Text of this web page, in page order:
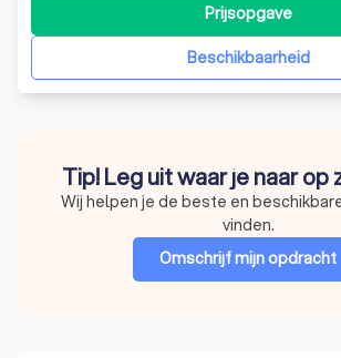
Beschikbaarheid
Prijsopgave
Tip! Leg uit waar je naar op
Wij helpen je de beste en
vinden.
Omschrijf mijn opdracht